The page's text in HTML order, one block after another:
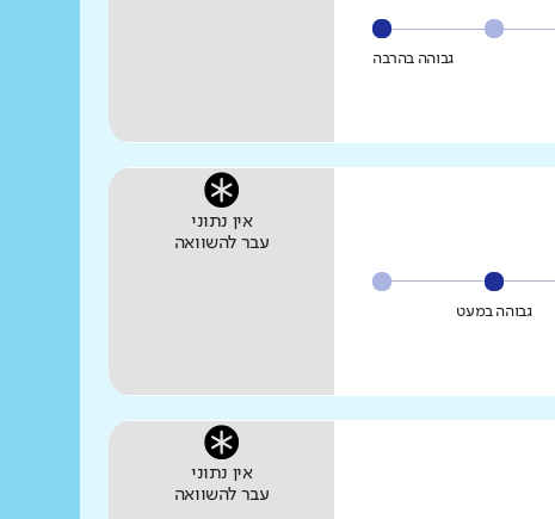
גבוהה בהרבה
גבוהה במעט
אין נתוני
עבר להשוואה
אין נתוני
עבר להשוואה